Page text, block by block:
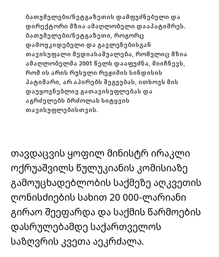
ბათუმელები/ნეტგაზეთის დამფუძნებელი და
დირექტორი მზია ამაღლობელი დააპატიმრეს.
ბათუმელები/ნეტგაზეთი, როგორც
დამოუკიდებელი და გავლენებისგან
თავისუფალი მედიასაშუალება, რომელიც მზია
ამაღლობელმა 2001 წელს დააფუძნა, მიიჩნევს,
რომ ის არის რუსული რეჟიმის სინდისის
პატიმარი, არ აპირებს შეგუებას, ითხოვს მის
დაუყოვნებლივ გათავისუფლებას და
აგრძელებს ბრძოლას სიტყვის
თავისუფლებისთვის.
თავდაცვის ყოფილ მინისტრ ირაკლი
ოქრუაშვილს წულუკიანის კომისიაზე
გამოუცხადებლობის საქმეზე აღკვეთის
ღონისძიების სახით 20 000-ლარიანი
გირაო შეეფარდა და საქმის წარმოების
დასრულებამდე საქართველოს
საზღვრის კვეთა აეკრძალა.